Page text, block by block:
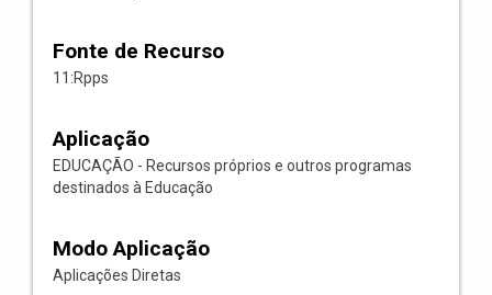
Fonte de Recurso
11:Rpps
Aplicação
EDUCAÇÃO - Recursos próprios e outros programas
destinados à Educação
Modo Aplicação
Aplicações Diretas